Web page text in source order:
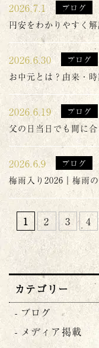
2026.7.1 ブログ
円安をわかりやすく
2026.6.30 ブログ
お中元とは？由来・
2026.6.19 ブログ
父の日当日でも間に
2026.6.9 ブログ
梅雨入り2026｜梅雨
1 2 3 4
カテゴリー
ブログ
メディア掲載